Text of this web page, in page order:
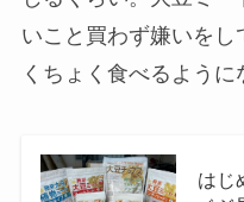
いこと買わず嫌いをし
くちょく食べるように
はじ